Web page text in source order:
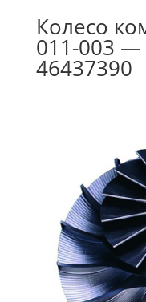
Колесо
011-003
46437390